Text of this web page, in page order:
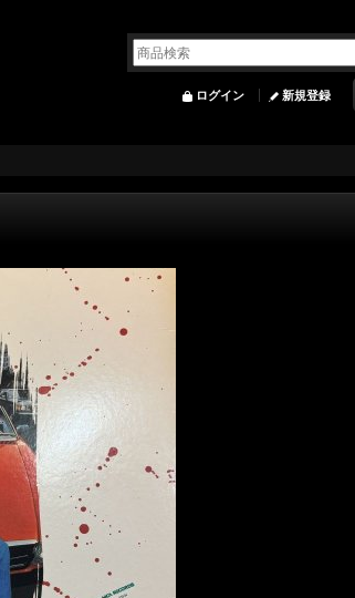
ログイン 新規登録